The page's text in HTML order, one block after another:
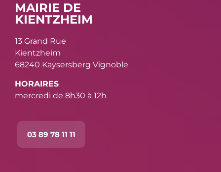
MAIRIE DE
KIENTZHEIM
13 Grand Rue
Kientzheim
68240 Kaysersberg Vignoble
HORAIRES
mercredi de 8h30 à 12h
03 89 78 11 11